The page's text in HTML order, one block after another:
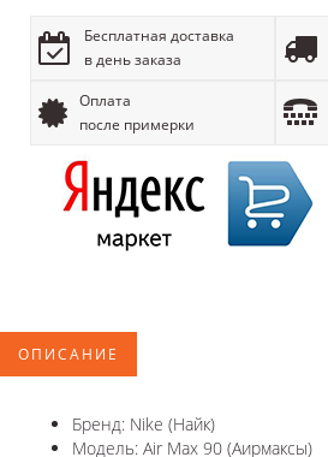
Бесплатная доставка
в день заказа
Оплата
после примерки
ОПИСАНИЕ
Бренд: Nike (Найк)
Модель: Air Max 90 (Аирмаксы)